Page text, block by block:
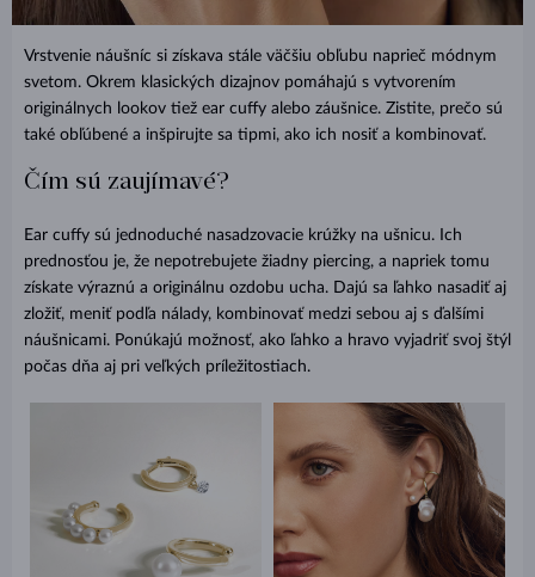
Vrstvenie náušníc si získava stále väčšiu obľubu naprieč módnym
svetom. Okrem klasických dizajnov pomáhajú s vytvorením
originálnych lookov tiež ear cuffy alebo záušnice. Zistite, prečo sú
také obľúbené a inšpirujte sa tipmi, ako ich nosiť a kombinovať.
Čím sú zaujímavé?
Ear cuffy sú jednoduché nasadzovacie krúžky na ušnicu. Ich
prednosťou je, že nepotrebujete žiadny piercing, a napriek tomu
získate výraznú a originálnu ozdobu ucha. Dajú sa ľahko nasadiť aj
zložiť, meniť podľa nálady, kombinovať medzi sebou aj s ďalšími
náušnicami. Ponúkajú možnosť, ako ľahko a hravo vyjadriť svoj štýl
počas dňa aj pri veľkých príležitostiach.